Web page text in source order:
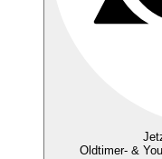
Oldtimer- &